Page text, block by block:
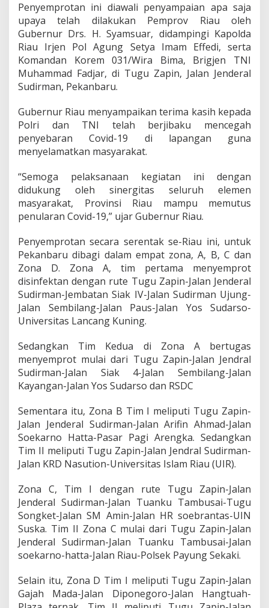
n
f
k
t
a
n
e
n
a
k
n
a
M
e
u
u
s
P
e
r
s
a
a
n
o
v
i
d
-
1
Penyemprotan ini diawali penyampaian apa saja
upaya telah dilakukan Pemprov Riau oleh
Gubernur Drs. H. Syamsuar, didampingi Kapolda
Riau Irjen Pol Agung Setya Imam Effedi, serta
Komandan Korem 031/Wira Bima, Brigjen TNI
Muhammad Fadjar, di Tugu Zapin, Jalan Jenderal
Sudirman, Pekanbaru.
Gubernur Riau menyampaikan terima kasih kepada
Polri dan TNI telah berjibaku mencegah
penyebaran Covid-19 di lapangan guna
menyelamatkan masyarakat.
“Semoga pelaksanaan kegiatan ini dengan
didukung oleh sinergitas seluruh elemen
masyarakat, Provinsi Riau mampu memutus
penularan Covid-19,” ujar Gubernur Riau.
Penyemprotan secara serentak se-Riau ini, untuk
Pekanbaru dibagi dalam empat zona, A, B, C dan
Zona D. Zona A, tim pertama menyemprot
disinfektan dengan rute Tugu Zapin-Jalan Jenderal
Sudirman-Jembatan Siak IV-Jalan Sudirman Ujung-
Jalan Sembilang-Jalan Paus-Jalan Yos Sudarso-
Universitas Lancang Kuning.
Sedangkan Tim Kedua di Zona A bertugas
menyemprot mulai dari Tugu Zapin-Jalan Jendral
Sudirman-Jalan Siak 4-Jalan Sembilang-Jalan
Kayangan-Jalan Yos Sudarso dan RSDC
Sementara itu, Zona B Tim I meliputi Tugu Zapin-
Jalan Jenderal Sudirman-Jalan Arifin Ahmad-Jalan
Soekarno Hatta-Pasar Pagi Arengka. Sedangkan
Tim II meliputi Tugu Zapin-Jalan Jendral Sudirman-
Jalan KRD Nasution-Universitas Islam Riau (UIR).
Zona C, Tim I dengan rute Tugu Zapin-Jalan
Jenderal Sudirman-Jalan Tuanku Tambusai-Tugu
Songket-Jalan SM Amin-Jalan HR soebrantas-UIN
Suska. Tim II Zona C mulai dari Tugu Zapin-Jalan
Jenderal Sudirman-Jalan Tuanku Tambusai-Jalan
soekarno-hatta-Jalan Riau-Polsek Payung Sekaki.
Selain itu, Zona D Tim I meliputi Tugu Zapin-Jalan
Gajah Mada-Jalan Diponegoro-Jalan Hangtuah-